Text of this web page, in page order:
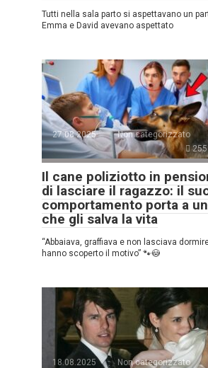
Tutti nella sala parto si aspettavano un
Emma e David avevano aspettato
27.08.2025
Non categorizzato
255
Il cane poliziotto in
di lasciare il ragazzo: il
comportamento porta a
che gli salva la vita
“Abbaiava, graffiava e non lasciava
hanno scoperto il motivo” 🐾😳
18.08.2025
Non categorizzato